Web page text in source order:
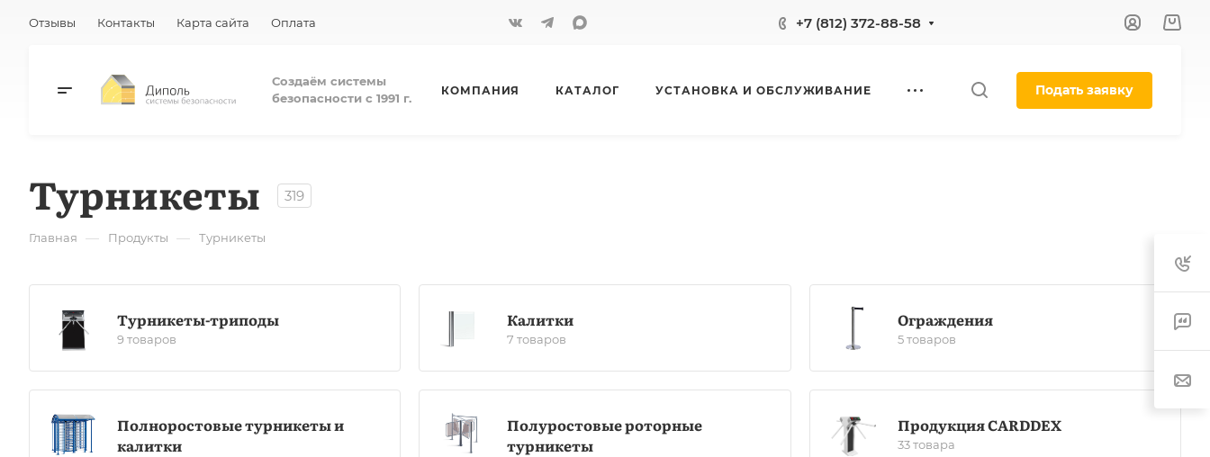
Отзывы Контакты Карта сайта Оплата +7 (812) 372-88-58
Создаём системы
безопасности с 1991 г.
КОМПАНИЯ КАТАЛОГ УСТАНОВКА И ОБСЛУЖИВАНИЕ Подать заявку
Турникеты 319
Главная — Продукты — Турникеты
Турникеты-триподы
9 товаров
Калитки
7 товаров
Ограждения
5 товаров
Полноростовые турникеты и
калитки
Полуростовые роторные
турникеты
Продукция CARDDEX
33 товара